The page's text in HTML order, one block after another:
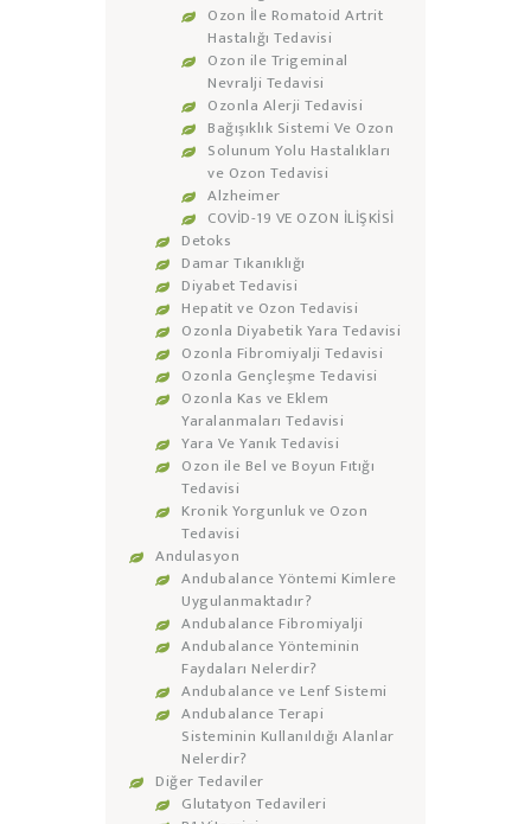
Ozon İle Romatoid Artrit
Hastalığı Tedavisi
Ozon ile Trigeminal
Nevralji Tedavisi
Ozonla Alerji Tedavisi
Bağışıklık Sistemi Ve Ozon
Solunum Yolu Hastalıkları
ve Ozon Tedavisi
Alzheimer
COVİD-19 VE OZON İLİŞKİSİ
Detoks
Damar Tıkanıklığı
Diyabet Tedavisi
Hepatit ve Ozon Tedavisi
Ozonla Diyabetik Yara Tedavisi
Ozonla Fibromiyalji Tedavisi
Ozonla Gençleşme Tedavisi
Ozonla Kas ve Eklem
Yaralanmaları Tedavisi
Yara Ve Yanık Tedavisi
Ozon ile Bel ve Boyun Fıtığı
Tedavisi
Kronik Yorgunluk ve Ozon
Tedavisi
Andulasyon
Andubalance Yöntemi Kimlere
Uygulanmaktadır?
Andubalance Fibromiyalji
Andubalance Yönteminin
Faydaları Nelerdir?
Andubalance ve Lenf Sistemi
Andubalance Terapi
Sisteminin Kullanıldığı Alanlar
Nelerdir?
Diğer Tedaviler
Glutatyon Tedavileri